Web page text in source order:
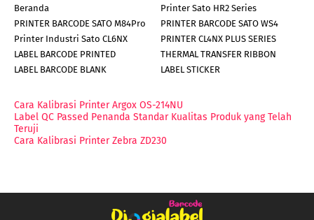
Beranda
Printer Sato HR2 Series
PRINTER BARCODE SATO M84Pro
PRINTER BARCODE SATO WS4
Printer Industri Sato CL6NX
PRINTER CL4NX PLUS SERIES
LABEL BARCODE PRINTED
THERMAL TRANSFER RIBBON
LABEL BARCODE BLANK
LABEL STICKER
Cara Kalibrasi Printer Argox OS-214NU
Label QC Passed Penanda Standar Kualitas Produk yang Telah
Teruji
Cara Kalibrasi Printer Zebra ZD230